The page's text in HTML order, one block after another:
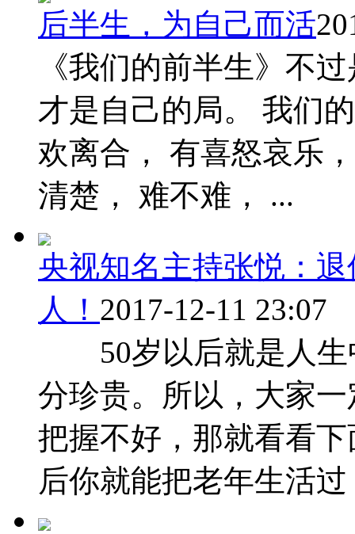
后半生，为自己而活
《我们的前半生》不
才是自己的局。 我们
欢离合， 有喜怒哀乐
清楚， 难不难， ...
央视知名主持张悦：
人！ 2017-12-11 23:07
50岁以后就是人生
分珍贵。所以，大家
把握不好，那就看看
后你就能把老年生活过